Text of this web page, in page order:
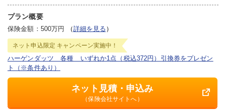
ネット見積・申込み
（保険会社サイトへ）
プラン概要
保険金額：500万円 （詳細を見る ）
ネット申込限定 キャンペーン実施中！
ハーゲンダッツ 各種 いずれか1点（税込372円）引換券をプレゼン
ト（※条件あり）